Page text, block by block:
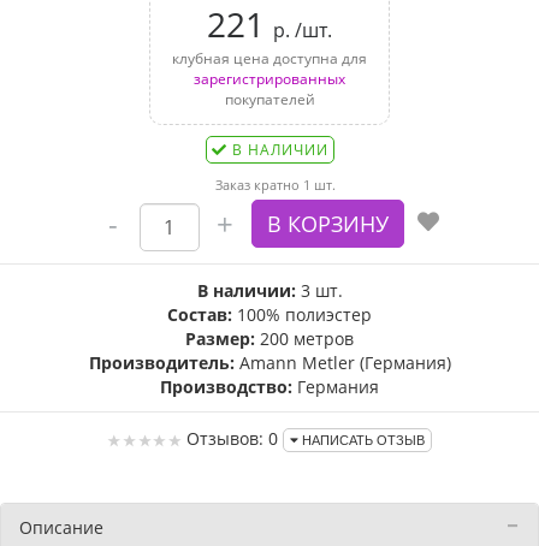
221 р. /шт.
клубная цена доступна для
зарегистрированных
покупателей
В НАЛИЧИИ
Заказ кратно 1 шт.
В наличии: 3 шт.
Состав: 100% полиэстер
Размер: 200 метров
Производитель: Amann Metler (Германия)
Производство: Германия
Отзывов: 0 НАПИСАТЬ ОТЗЫВ
Описание